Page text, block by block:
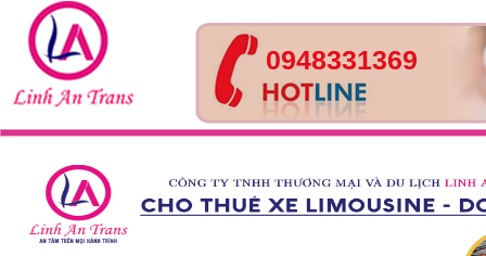
0948331369
Tour Huế- Đà Nẵng – Hội
An – 4 ngày 3 đêm